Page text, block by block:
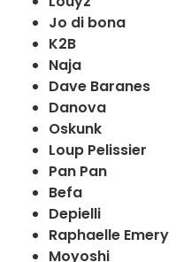
Jo di bona
K2B
Naja
Dave Baranes
Danova
Oskunk
Loup Pelissier
Pan Pan
Befa
Depielli
Raphaelle Emery
Moyoshi